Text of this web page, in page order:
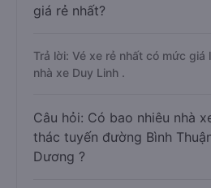
giá rẻ nhất?
Trả lời: Vé xe rẻ nhất có mức
nhà xe Duy Linh .
Câu hỏi: Có bao nhiêu nhà
thác tuyến đường Bình
Dương ?